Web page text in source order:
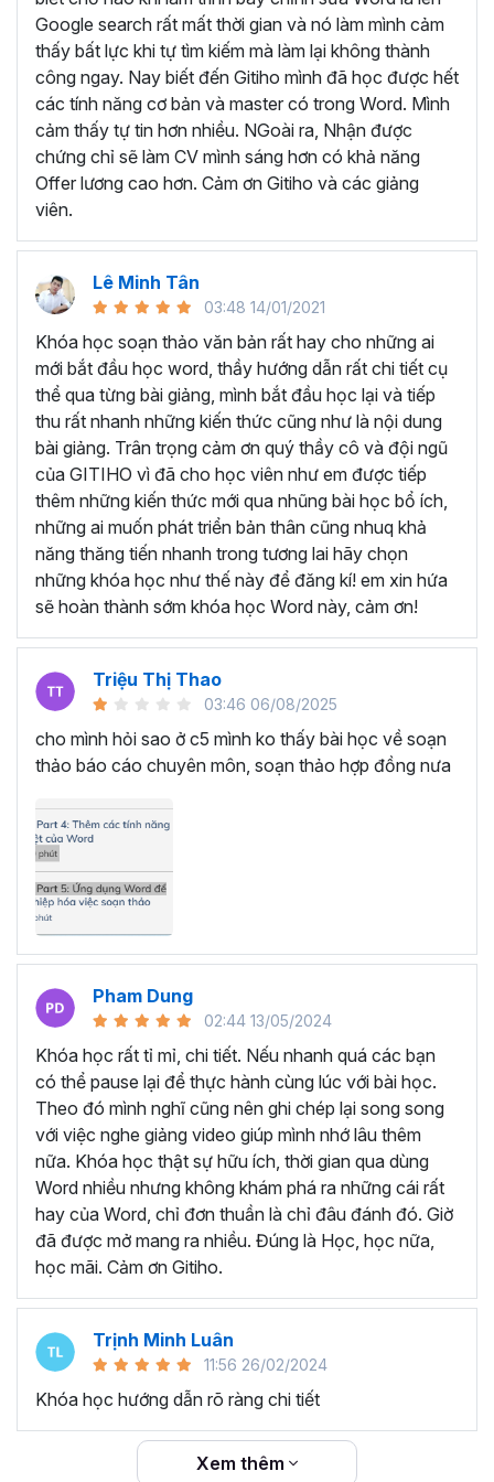
Biết cáchhình thành tư duy để bắt đầu soạn
thảo văn bản
Thành thạo cáchcài đặt và định dạng cơ bản
Thành thạo trong việcthiết kế các đối tượng
Thành thạo các tính năng đặc biệttrong Word như
trình bày văn bản dạng cột, tạo mục lục, tạo danh
mục tham khảo, trộn văn bản, ghi Macro, Tracking…
Thực hành
đồng, báo cáo chuyên môn…
Như vậy, khi học Word bạn sẽ được trang bị đầy đủ kỹ
năng và kiến thức cần thiết để trở thành chuyên gia soạn
thảo văn bản. Từ những kiến thức đó bạn có thể tạo ra
những tài liệu chuyên nghiệp, chỉn chu cũng như biết cách
quản lý tài liệu và thao tác nhanh chóng, nâng cao hiệu
suất làm việc.
TRỞ THÀNH CHUYÊN GIA
SOẠN THẢO VĂN BẢN VỚI
KHÓA HỌC TUYỆT ĐỈNH
MICROSOFT WORD
Bạn sẽ trở thành chuyên gia soạn thảo văn bản trong
Học Word sẽ giúp bạn từ một người chỉ biết sử dụng Word
cơ bản như soạn thảo văn bản thông thường trở thành
một người nắm trọn các tính năng, thành thạo các thao
tác chỉ trong 7 giờ học tập.
hình thành tư duy soạn thảo nhạy bén, linh hoạt, hoàn
thành mọi công việc nhanh chóng và khoa học. Đồng
thời, sự thành thạo Microsoft Word sẽ tạo ra cơ hội thăng
tiến trong công việc, mở ra cánh cửa cho sự phát triển và
tiến bộ trên con đường sự nghiệp.
Đặc biệt, bạn chỉ cần bỏ ra một số tiền rất nhỏ là đã có
thể sở hữu khóa học trọn đời với nội dung được các giảng
viên cập nhật liên tục đảm bảo kiến thức mới nhất cho
người học. Bất cứ khi nào quên kiến thức, bạn có thể mở
lại khóa học và ôn tập lại, từ đó tăng khả năng ghi nhớ
hiệu quả hơn.
TẠI SAO NÊN THAM GIA
KHÓA HỌC WORD ONLINE?
Word là một trong những công cụ tin học mà bất kỳ nhân
viên văn phòng nào cần hiểu và nắm vững. Có thể là bạn
trường, nhưng đó chỉ là những kiến thức cơ bản và chưa
đủ sâu để triển khai công việc thực tế.
Thực trạn, nhiều bạn đi làm đã quên gần hết các thao tác
trên Word do lâu không sử dụng. Không biết các mẹo và
thủ thuật làm việc với Word để tiết kiệm thời gian vì trước
đây chưa được đào tạo chuyên sâu.
Google search rất mất thời gian và nó làm mình cảm
thấy bất lực khi tự tìm kiếm mà làm lại không thành
công ngay. Nay biết đến Gitiho mình đã học được hết
các tính năng cơ bản và master có trong Word. Mình
cảm thấy tự tin hơn nhiều. NGoài ra, Nhận được
chứng chỉ sẽ làm CV mình sáng hơn có khả năng
Offer lương cao hơn. Cảm ơn Gitiho và các giảng
viên.
Lê Minh Tân
03:48 14/01/2021
Khóa học soạn thảo văn bản rất hay cho những ai
mới bắt đầu học word, thầy hướng dẫn rất chi tiết cụ
thể qua từng bài giảng, mình bắt đầu học lại và tiếp
thu rất nhanh những kiến thức cũng như là nội dung
bài giảng. Trân trọng cảm ơn quý thầy cô và đội ngũ
của GITIHO vì đã cho học viên như em được tiếp
thêm những kiến thức mới qua nhũng bài học bổ ích,
những ai muốn phát triển bản thân cũng nhuq khả
năng thăng tiến nhanh trong tương lai hãy chọn
những khóa học như thế này để đăng kí! em xin hứa
sẽ hoàn thành sớm khóa học Word này, cảm ơn!
Triệu Thị Thao
03:46 06/08/2025
cho mình hỏi sao ở c5 mình ko thấy bài học về soạn
thảo báo cáo chuyên môn, soạn thảo hợp đồng nưa
Pham Dung
02:44 13/05/2024
Khóa học rất tỉ mỉ, chi tiết. Nếu nhanh quá các bạn
có thể pause lại để thực hành cùng lúc với bài học.
Theo đó mình nghĩ cũng nên ghi chép lại song song
với việc nghe giảng video giúp mình nhớ lâu thêm
nữa. Khóa học thật sự hữu ích, thời gian qua dùng
Word nhiều nhưng không khám phá ra những cái rất
hay của Word, chỉ đơn thuần là chỉ đâu đánh đó. Giờ
đã được mở mang ra nhiều. Đúng là Học, học nữa,
học mãi. Cảm ơn Gitiho.
Trịnh Minh Luân
11:56 26/02/2024
Khóa học hướng dẫn rõ ràng chi tiết
Xem thêm